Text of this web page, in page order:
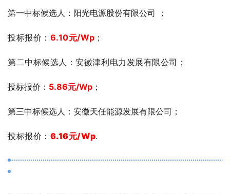
第一中标候选人：阳光电源股份有限公司 ；
投标报价： 6.10元/Wp ；
第二中标候选人：安徽津利电力发展有限公司 ；
投标报价： 5.86元/Wp ；
第三中标候选人：安徽天任能源发展有限公司；
投标报价： 6.16元/Wp.